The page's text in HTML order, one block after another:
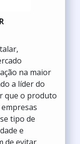
na maior
a líder do
que o produto
tipo de
e